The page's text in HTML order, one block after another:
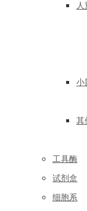
小
其
工具酶
试剂盒
细胞系